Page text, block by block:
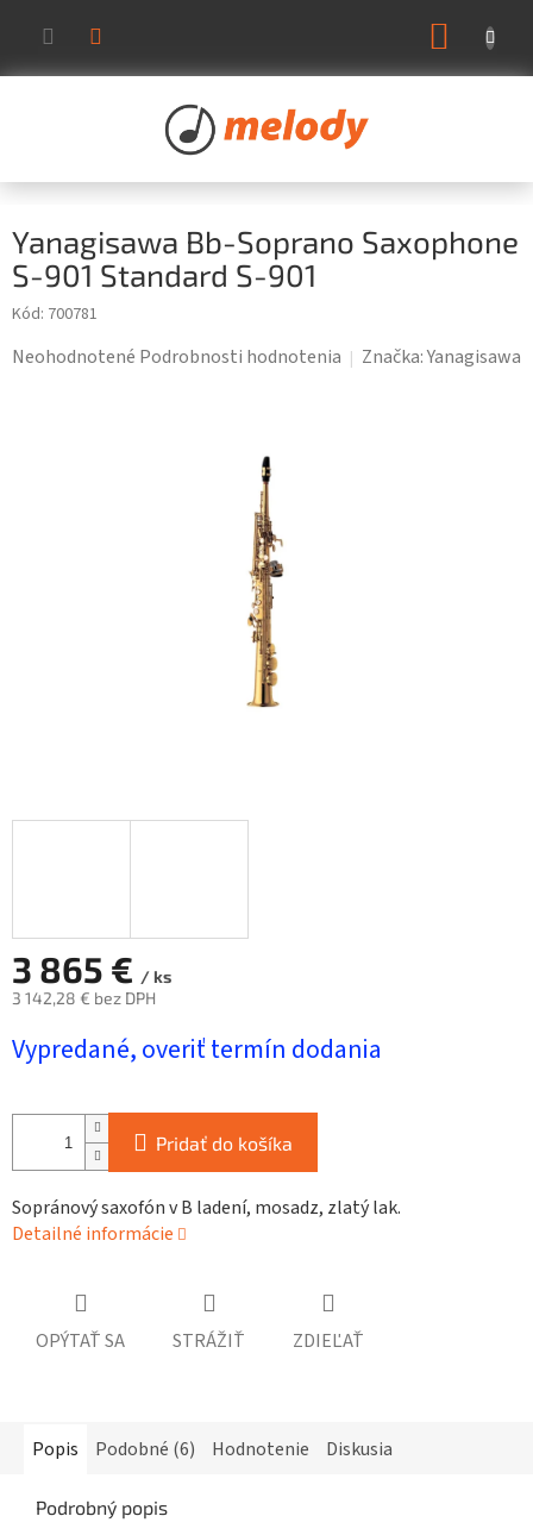
obsah
Yanagisawa Bb-Soprano Saxophone
S-901 Standard S-901
Kód: 700781
Priemerné
Neohodnotené Podrobnosti hodnotenia Značka:Yanagisawa
3 865 € / ks
3 142,28 € bez DPH
cena:
Vypredané, overiť termín dodania
Pridať do košíka
Sopránový saxofón v B ladení, mosadz, zlatý lak.
Detailné informácie
OPÝTAŤ SA STRÁŽIŤ ZDIEĽAŤ
Popis Podobné (6) Hodnotenie Diskusia
Podrobný popis